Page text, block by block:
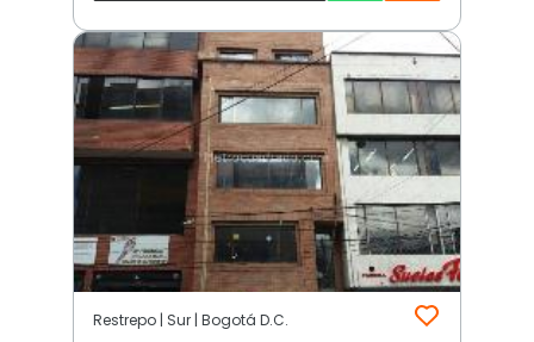
Restrepo | Sur | Bogotá D.C.